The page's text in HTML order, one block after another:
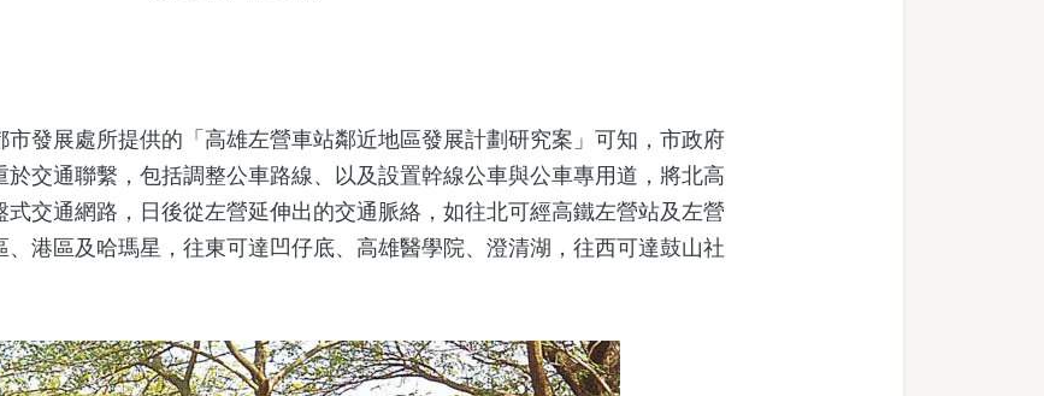
展處所提供的「高雄左營車站鄰近地區發展計劃研究案」可知，市政府
交通聯繫，包括調整公車路線、以及設置幹線公車與公車專用道，將北高
交通網路，日後從左營延伸出的交通脈絡，如往北可經高鐵左營站及左營
、港區及哈瑪星，往東可達凹仔底、高雄醫學院、澄清湖，往西可達鼓山社